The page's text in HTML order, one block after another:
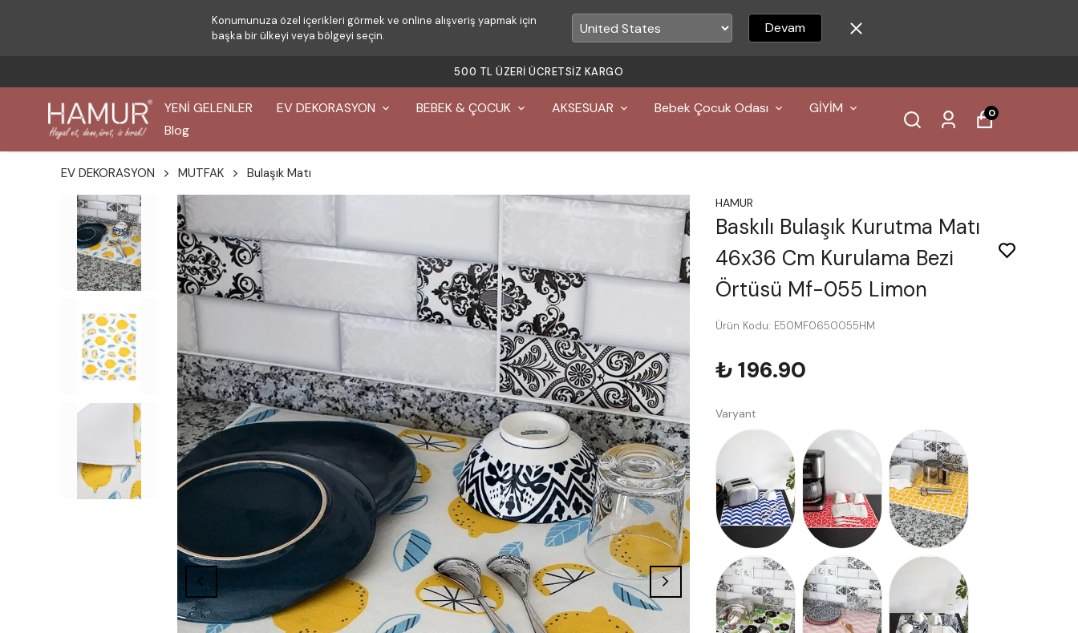
Konumunuza özel içerikleri görmek ve online alışveriş yapmak için
başka bir ülkeyi veya bölgeyi seçin.
Devam
YENİ GELENLER EV DEKORASYON BEBEK & ÇOCUK AKSESUAR Bebek Çocuk Odası
GİYİM
Blog
0
EV DEKORASYON MUTFAK Bulaşık Matı
HAMUR
Baskılı Bulaşık Kurutma Matı
46x36 Cm Kurulama Bezi
Örtüsü Mf-055 Limon
Ürün Kodu: E50MF0650055HM
₺ 196.90
Varyant